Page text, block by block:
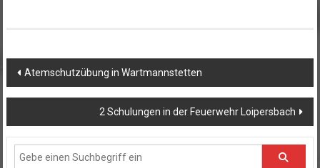
Beitragsnavigation
Atemschutzübung in Wartmannstetten
2 Schulungen in der Feuerwehr Loipersbach